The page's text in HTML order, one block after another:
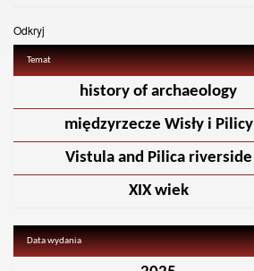
Odkryj
Temat
history of archaeology
międzyrzecze Wisły i Pilicy
Vistula and Pilica riverside
XIX wiek
Data wydania